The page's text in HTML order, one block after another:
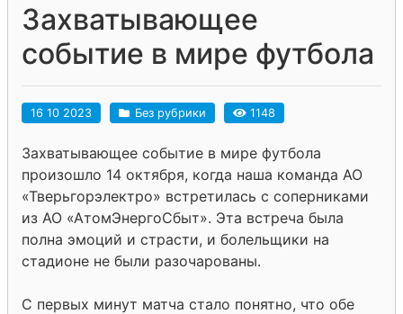
Захватывающее
событие в мире футбола
16 10 2023 Без рубрики 1148
Захватывающее событие в мире футбола
произошло 14 октября, когда наша команда АО
«Тверьгорэлектро» встретилась с соперниками
из АО «АтомЭнергоСбыт». Эта встреча была
полна эмоций и страсти, и болельщики на
стадионе не были разочарованы.
С первых минут матча стало понятно, что обе